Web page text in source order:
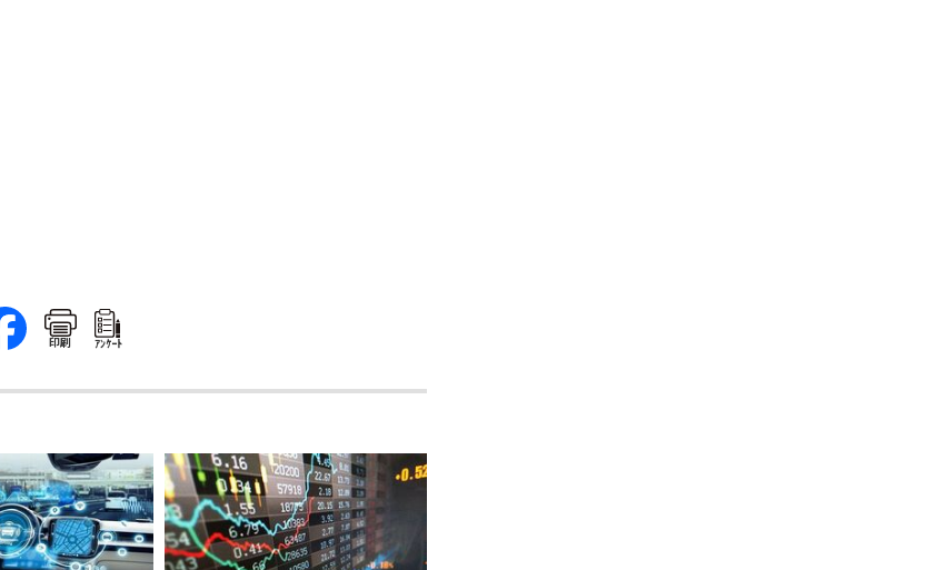
印刷 ｱﾝｹｰﾄ